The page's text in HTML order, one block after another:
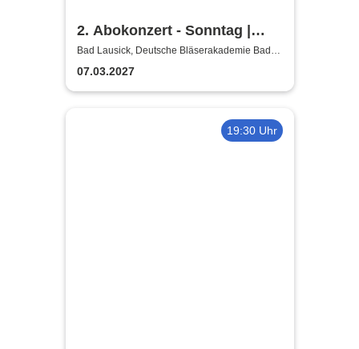
2. Abokonzert - Sonntag |
Sächsische
Bläserphilharmonie
Bad Lausick, Deutsche Bläserakademie Bad
Lausick
07.03.2027
19:30 Uhr